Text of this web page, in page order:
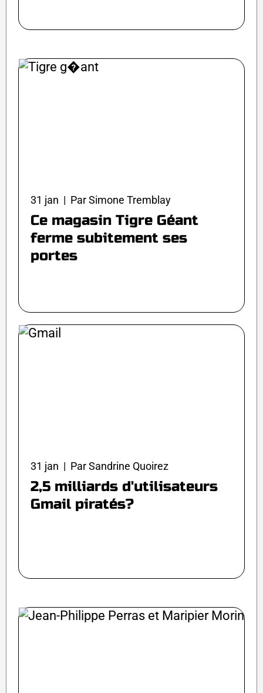
31 jan | Par Simone Tremblay
Ce magasin Tigre Géant
ferme subitement ses
portes
31 jan | Par Sandrine Quoirez
2,5 milliards d'utilisateurs
Gmail piratés?